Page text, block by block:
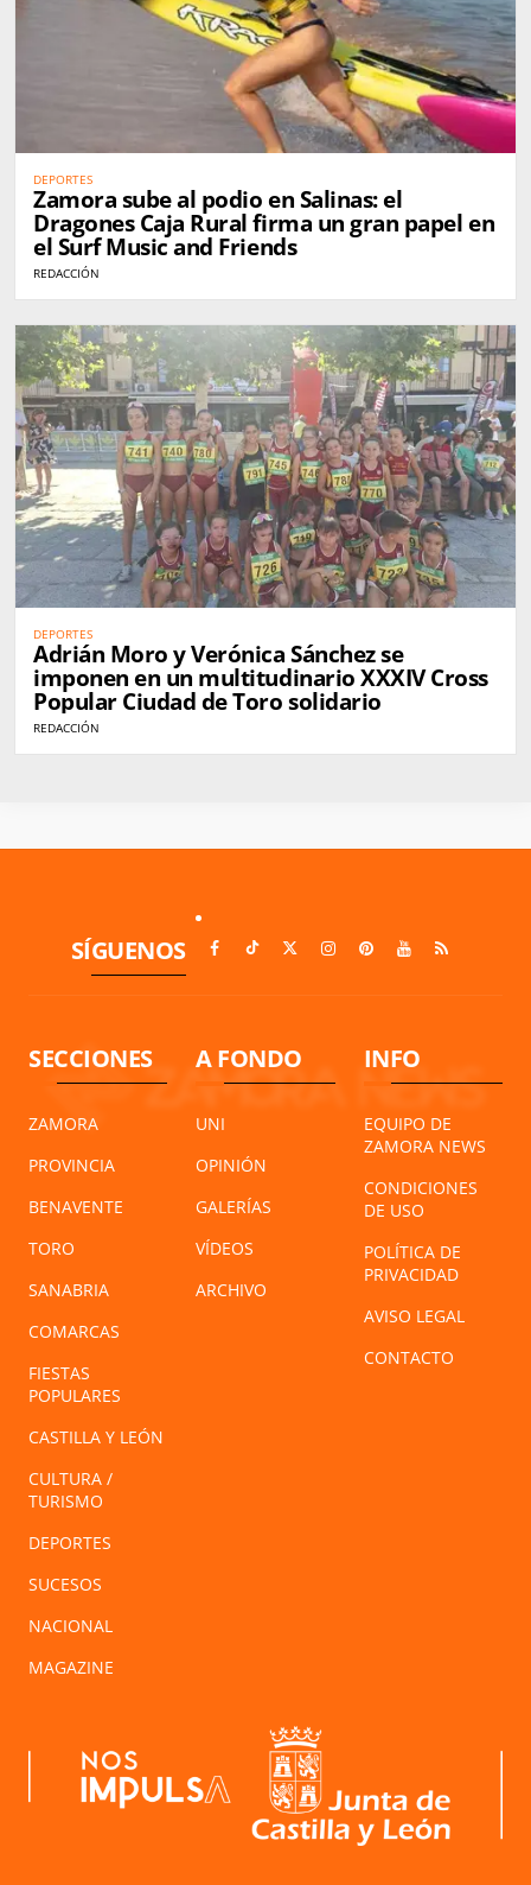
DEPORTES
Zamora sube al podio en Salinas: el
Dragones Caja Rural firma un gran papel en
el Surf Music and Friends
REDACCIÓN
DEPORTES
Adrián Moro y Verónica Sánchez se
imponen en un multitudinario XXXIV Cross
Popular Ciudad de Toro solidario
REDACCIÓN
SÍGUENOS
SECCIONES
ZAMORA
PROVINCIA
BENAVENTE
TORO
SANABRIA
COMARCAS
FIESTAS
POPULARES
CASTILLA Y LEÓN
CULTURA /
TURISMO
DEPORTES
SUCESOS
NACIONAL
MAGAZINE
A FONDO
UNI
OPINIÓN
GALERÍAS
VÍDEOS
ARCHIVO
INFO
EQUIPO DE
ZAMORA NEWS
CONDICIONES
DE USO
POLÍTICA DE
PRIVACIDAD
AVISO LEGAL
CONTACTO